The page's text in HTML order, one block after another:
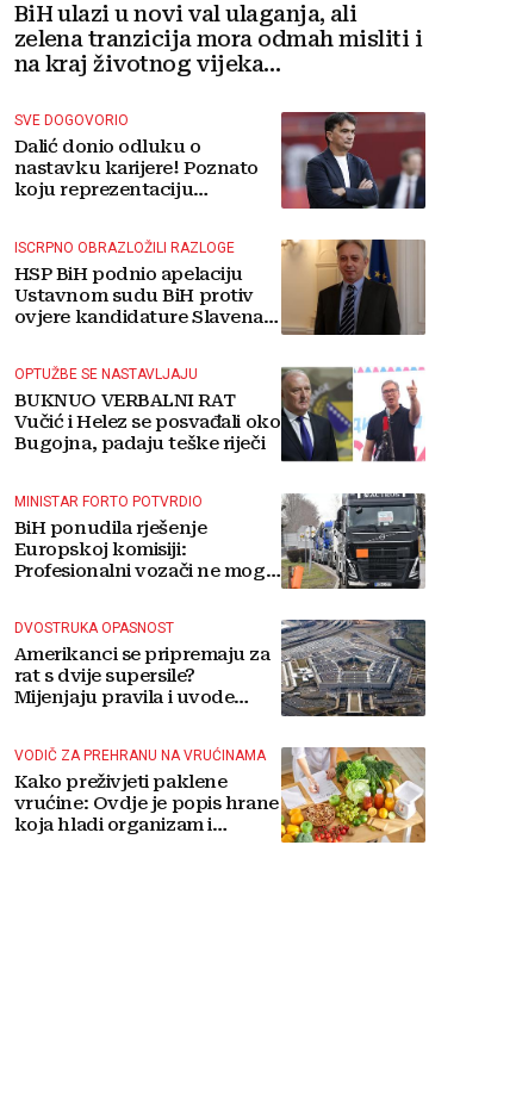
BiH ulazi u novi val ulaganja, ali
zelena tranzicija mora odmah misliti i
na kraj životnog vijeka
SVE DOGOVORIO
Dalić donio odluku o
nastavku karijere! Poznato
koju reprezentaciju
ISCRPNO OBRAZLOŽILI RAZLOGE
HSP BiH podnio apelaciju
Ustavnom sudu BiH protiv
ovjere kandidature Slavena
OPTUŽBE SE NASTAVLJAJU
BUKNUO VERBALNI RAT
Vučić i Helez se posvađali oko
Bugojna, padaju teške riječi
MINISTAR FORTO POTVRDIO
BiH ponudila rješenje
Europskoj komisiji:
Profesionalni vozači ne mogu
DVOSTRUKA OPASNOST
Amerikanci se pripremaju za
rat s dvije supersile?
Mijenjaju pravila i uvode
VODIČ ZA PREHRANU NA VRUĆINAMA
Kako preživjeti paklene
vrućine: Ovdje je popis hrane
koja hladi organizam i